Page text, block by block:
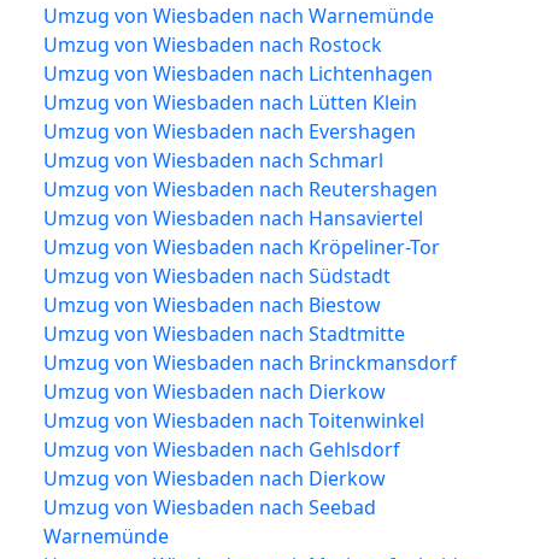
Umzug von Wiesbaden nach Warnemünde
Umzug von Wiesbaden nach Rostock
Umzug von Wiesbaden nach Lichtenhagen
Umzug von Wiesbaden nach Lütten Klein
Umzug von Wiesbaden nach Evershagen
Umzug von Wiesbaden nach Schmarl
Umzug von Wiesbaden nach Reutershagen
Umzug von Wiesbaden nach Hansaviertel
Umzug von Wiesbaden nach Kröpeliner-Tor
Umzug von Wiesbaden nach Südstadt
Umzug von Wiesbaden nach Biestow
Umzug von Wiesbaden nach Stadtmitte
Umzug von Wiesbaden nach Brinckmansdorf
Umzug von Wiesbaden nach Dierkow
Umzug von Wiesbaden nach Toitenwinkel
Umzug von Wiesbaden nach Gehlsdorf
Umzug von Wiesbaden nach Dierkow
Umzug von Wiesbaden nach Seebad
Warnemünde